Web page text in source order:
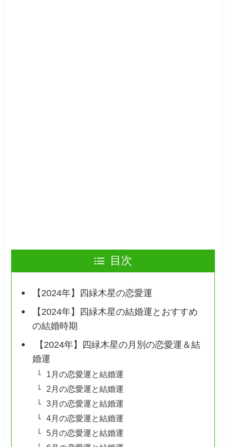
目次
【2024年】四緑木星の恋愛運
【2024年】四緑木星の結婚運とおすすめ
の結婚時期
【2024年】四緑木星の月別の恋愛運＆結
婚運
1月の恋愛運と結婚運
2月の恋愛運と結婚運
3月の恋愛運と結婚運
4月の恋愛運と結婚運
5月の恋愛運と結婚運